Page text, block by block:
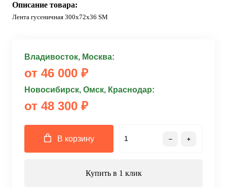
Описание товара:
Лента гусеничная 300x72x36 SM
Владивосток, Москва:
от 46 000 ₽
Новосибирск, Омск, Краснодар:
от 48 300 ₽
В корзину
Купить в 1 клик